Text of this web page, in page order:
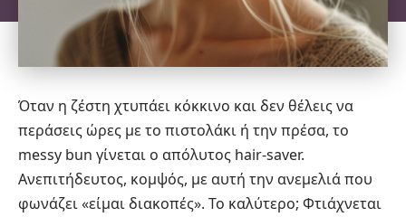
Όταν η ζέστη χτυπάει κόκκινο και δεν θέλεις να
περάσεις ώρες με το πιστολάκι ή την πρέσα, το
messy bun γίνεται ο απόλυτος hair-saver.
Ανεπιτήδευτος, κομψός, με αυτή την ανεμελιά που
φωνάζει «είμαι διακοπές». Το καλύτερο; Φτιάχνεται